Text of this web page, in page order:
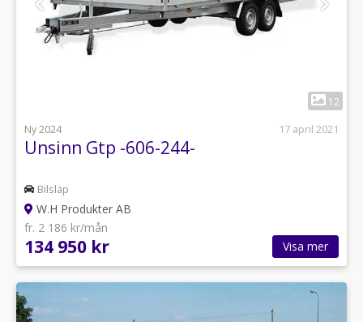
12
Ny 2024
17 april 2021
Unsinn Gtp -606-244-
Bilsläp
W.H Produkter AB
fr. 2 186 kr/mån
134 950 kr Visa mer